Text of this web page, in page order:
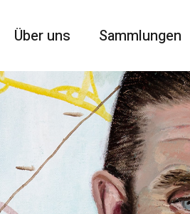
Über uns Sammlungen